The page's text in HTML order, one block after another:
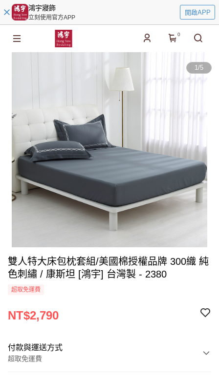
鴻宇寢飾
立刻使用官方APP
開啟APP
0
1/5
雙人特大床包枕套組/美國棉授權品牌 300織 純
色刺繡 / 康斯坦 [鴻宇] 台灣製 - 2380
超取免運費
NT$2,790
付款與運送方式
超取免運費